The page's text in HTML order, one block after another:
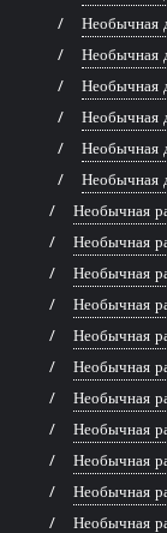
Необычная
Необычная
Необычная
Необычная
Необычная
Необычная
Необычная
Необычная
Необычная
Необычная
Необычная
Необычная
Необычная
Необычная
Необычная
Необычная
Необычная